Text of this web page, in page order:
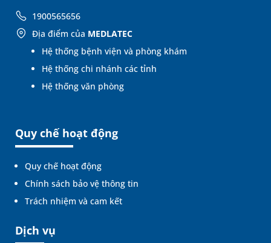
1900565656
Địa điểm của MEDLATEC
Hệ thống bệnh viện và phòng khám
Hệ thống chi nhánh các tỉnh
Hệ thống văn phòng
Quy chế hoạt động
Quy chế hoạt động
Chính sách bảo vệ thông tin
Trách nhiệm và cam kết
Dịch vụ